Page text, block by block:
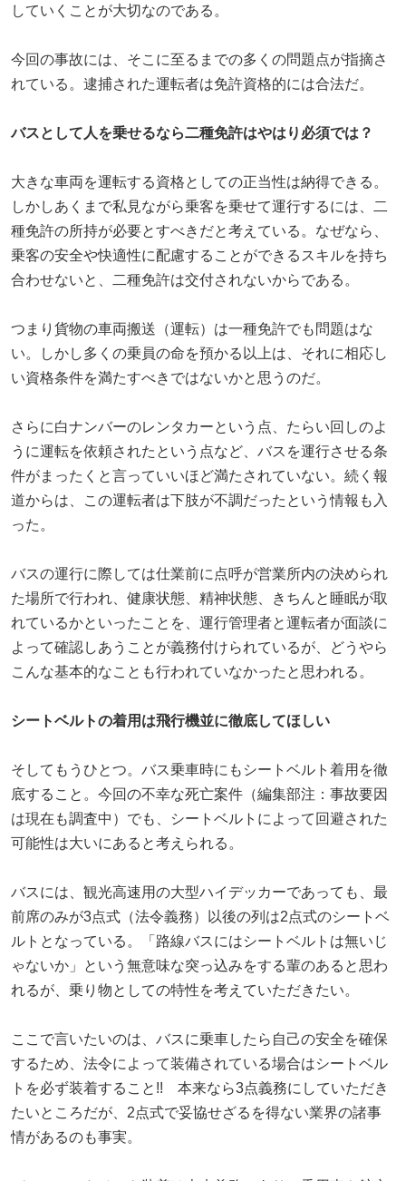
していくことが大切なのである。
今回の事故には、そこに至るまでの多くの問題点が指摘さ
れている。逮捕された運転者は免許資格的には合法だ。
バスとして人を乗せるなら二種免許はやはり必須では？
大きな車両を運転する資格としての正当性は納得できる。
しかしあくまで私見ながら乗客を乗せて運行するには、二
種免許の所持が必要とすべきだと考えている。なぜなら、
乗客の安全や快適性に配慮することができるスキルを持ち
合わせないと、二種免許は交付されないからである。
つまり貨物の車両搬送（運転）は一種免許でも問題はな
い。しかし多くの乗員の命を預かる以上は、それに相応し
い資格条件を満たすべきではないかと思うのだ。
さらに白ナンバーのレンタカーという点、たらい回しのよ
うに運転を依頼されたという点など、バスを運行させる条
件がまったくと言っていいほど満たされていない。続く報
道からは、この運転者は下肢が不調だったという情報も入
った。
バスの運行に際しては仕業前に点呼が営業所内の決められ
た場所で行われ、健康状態、精神状態、きちんと睡眠が取
れているかといったことを、運行管理者と運転者が面談に
よって確認しあうことが義務付けられているが、どうやら
こんな基本的なことも行われていなかったと思われる。
シートベルトの着用は飛行機並に徹底してほしい
そしてもうひとつ。バス乗車時にもシートベルト着用を徹
底すること。今回の不幸な死亡案件（編集部注：事故要因
は現在も調査中）でも、シートベルトによって回避された
可能性は大いにあると考えられる。
バスには、観光高速用の大型ハイデッカーであっても、最
前席のみが3点式（法令義務）以後の列は2点式のシートベ
ルトとなっている。「路線バスにはシートベルトは無いじ
ゃないか」という無意味な突っ込みをする輩のあると思わ
れるが、乗り物としての特性を考えていただきたい。
ここで言いたいのは、バスに乗車したら自己の安全を確保
するため、法令によって装備されている場合はシートベル
トを必ず装着すること!! 本来なら3点義務にしていただき
たいところだが、2点式で妥協せざるを得ない業界の諸事
情があるのも事実。